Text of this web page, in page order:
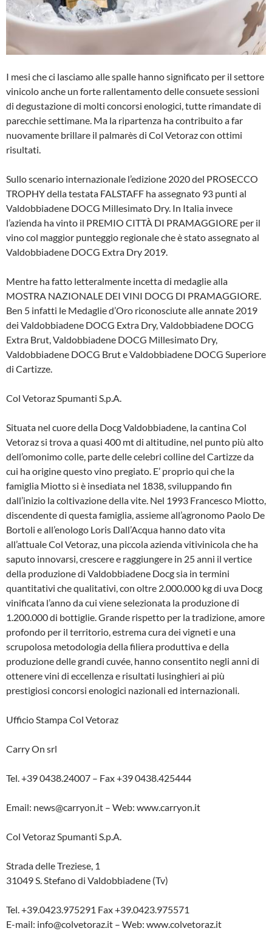
I mesi che ci lasciamo alle spalle hanno significato per il settore
vinicolo anche un forte rallentamento delle consuete sessioni
di degustazione di molti concorsi enologici, tutte rimandate di
parecchie settimane. Ma la ripartenza ha contribuito a far
nuovamente brillare il palmarès di Col Vetoraz con ottimi
risultati.
Sullo scenario internazionale l’edizione 2020 del PROSECCO
TROPHY della testata FALSTAFF ha assegnato 93 punti al
Valdobbiadene DOCG Millesimato Dry. In Italia invece
l’azienda ha vinto il PREMIO CITTÀ DI PRAMAGGIORE per il
vino col maggior punteggio regionale che è stato assegnato al
Valdobbiadene DOCG Extra Dry 2019.
Mentre ha fatto letteralmente incetta di medaglie alla
MOSTRA NAZIONALE DEI VINI DOCG DI PRAMAGGIORE.
Ben 5 infatti le Medaglie d’Oro riconosciute alle annate 2019
dei Valdobbiadene DOCG Extra Dry, Valdobbiadene DOCG
Extra Brut, Valdobbiadene DOCG Millesimato Dry,
Valdobbiadene DOCG Brut e Valdobbiadene DOCG Superiore
di Cartizze.
Col Vetoraz Spumanti S.p.A.
Situata nel cuore della Docg Valdobbiadene, la cantina Col
Vetoraz si trova a quasi 400 mt di altitudine, nel punto più alto
dell’omonimo colle, parte delle celebri colline del Cartizze da
cui ha origine questo vino pregiato. E’ proprio qui che la
famiglia Miotto si è insediata nel 1838, sviluppando fin
dall’inizio la coltivazione della vite. Nel 1993 Francesco Miotto,
discendente di questa famiglia, assieme all’agronomo Paolo De
Bortoli e all’enologo Loris Dall’Acqua hanno dato vita
all’attuale Col Vetoraz, una piccola azienda vitivinicola che ha
saputo innovarsi, crescere e raggiungere in 25 anni il vertice
della produzione di Valdobbiadene Docg sia in termini
quantitativi che qualitativi, con oltre 2.000.000 kg di uva Docg
vinificata l’anno da cui viene selezionata la produzione di
1.200.000 di bottiglie. Grande rispetto per la tradizione, amore
profondo per il territorio, estrema cura dei vigneti e una
scrupolosa metodologia della filiera produttiva e della
produzione delle grandi cuvée, hanno consentito negli anni di
ottenere vini di eccellenza e risultati lusinghieri ai più
prestigiosi concorsi enologici nazionali ed internazionali.
Ufficio Stampa Col Vetoraz
Carry On srl
Tel. +39 0438.24007 – Fax +39 0438.425444
Email: news@carryon.it – Web: www.carryon.it
Col Vetoraz Spumanti S.p.A.
Strada delle Treziese, 1
31049 S. Stefano di Valdobbiadene (Tv)
Tel. +39.0423.975291 Fax +39.0423.975571
E-mail: info@colvetoraz.it – Web: www.colvetoraz.it